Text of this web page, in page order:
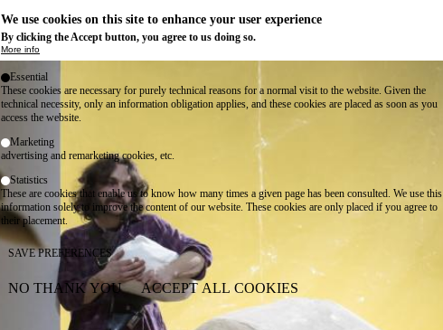
We use cookies on this site to enhance your user experience
By clicking the Accept button, you agree to us doing so.
More info
Essential
These cookies are necessary for purely technical reasons for a normal visit to the website. Given the
technical necessity, only an information obligation applies, and these cookies are placed as soon as you
access the website.
Marketing
advertising and remarketing cookies, etc.
Statistics
These are cookies that enable us to know how many times a given page has been consulted. We use this
information solely to improve the content of our website. These cookies are only placed if you agree to
their placement.
SAVE PREFERENCES
NO THANK YOU ACCEPT ALL COOKIES
WITHDRAW CONSENT